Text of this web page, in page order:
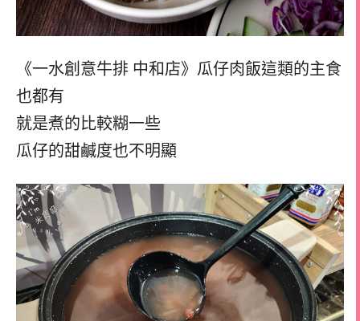
《一水創意牛排 中和店》瓜仔肉飯這類的主食
也都有
就是煮的比較糊一些
瓜仔的甜鹹度也不明顯